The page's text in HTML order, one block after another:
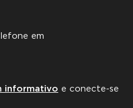
em
informativo e conecte-se